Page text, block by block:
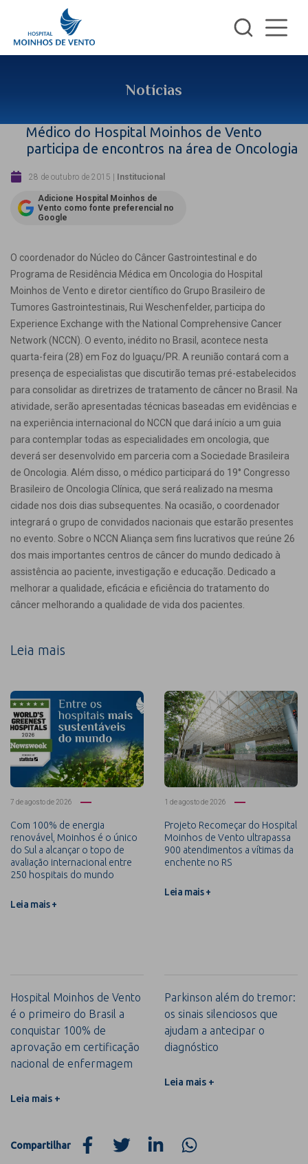
Notícias
Médico do Hospital Moinhos de Vento
participa de encontros na área de Oncologia
28 de outubro de 2015 | Institucional
Adicione Hospital Moinhos de
Vento como fonte preferencial no
Google
O coordenador do Núcleo do Câncer Gastrointestinal e do
Programa de Residência Médica em Oncologia do Hospital
Moinhos de Vento e diretor científico do Grupo Brasileiro de
Tumores Gastrointestinais, Rui Weschenfelder, participa do
Experience Exchange with the National Comprehensive Cancer
Network (NCCN). O evento, inédito no Brasil, acontece nesta
quarta-feira (28) em Foz do Iguaçu/PR. A reunião contará com a
presença de especialistas que discutirão temas pré-estabelecidos
para consolidar as diretrizes de tratamento de câncer no Brasil. Na
atividade, serão apresentadas técnicas baseadas em evidências e
na experiência internacional do NCCN que dará início a um guia
para contemplar todas as especialidades em oncologia, que
deverá ser desenvolvido em parceria com a Sociedade Brasileira
de Oncologia. Além disso, o médico participará do 19° Congresso
Brasileiro de Oncologia Clínica, que será realizado na mesma
cidade nos dois dias subsequentes. Na ocasião, o coordenador
integrará o grupo de convidados nacionais que estarão presentes
no evento. Sobre o NCCN Aliança sem fins lucrativos que reúne 26
dos mais importantes centros de câncer do mundo dedicado à
assistência ao paciente, investigação e educação. Dedicado a
melhorar a qualidade, eficácia e eficiência do tratamento do
câncer melhorando a qualidade de vida dos pacientes.
Leia mais
7 de agosto de 2026
Com 100% de energia
renovável, Moinhos é o único
do Sul a alcançar o topo de
avaliação internacional entre
250 hospitais do mundo
Leia mais +
1 de agosto de 2026
Projeto Recomeçar do Hospital
Moinhos de Vento ultrapassa
900 atendimentos a vítimas da
enchente no RS
Leia mais +
Hospital Moinhos de Vento
é o primeiro do Brasil a
conquistar 100% de
aprovação em certificação
nacional de enfermagem
Leia mais +
Parkinson além do tremor:
os sinais silenciosos que
ajudam a antecipar o
diagnóstico
Leia mais +
Compartilhar